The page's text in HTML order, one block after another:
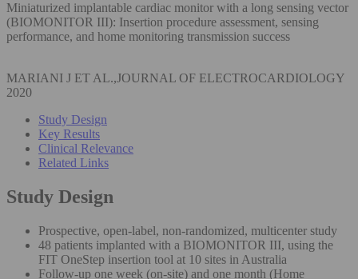
Miniaturized implantable cardiac monitor with a long sensing vector
(BIOMONITOR III): Insertion procedure assessment, sensing
performance, and home monitoring transmission success
MARIANI J ET AL.,JOURNAL OF ELECTROCARDIOLOGY
2020
Study Design
Key Results
Clinical Relevance
Related Links
Study Design
Prospective, open-label, non-randomized, multicenter study
48 patients implanted with a BIOMONITOR III, using the
FIT OneStep insertion tool at 10 sites in Australia
Follow-up one week (on-site) and one month (Home